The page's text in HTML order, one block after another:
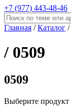
+7 (977) 443-48-46
Главная /Каталог /
/ 0509
0509
Выберите продукт